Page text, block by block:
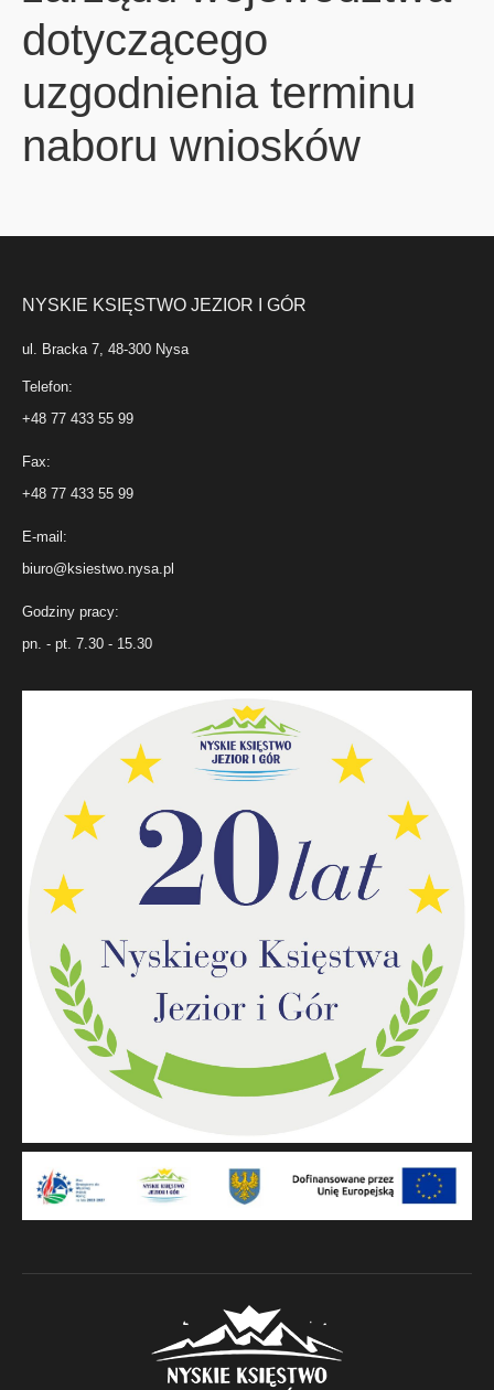
dotyczącego
uzgodnienia terminu
naboru wniosków
NYSKIE KSIĘSTWO JEZIOR I GÓR
ul. Bracka 7, 48-300 Nysa
Telefon:
+48 77 433 55 99
Fax:
+48 77 433 55 99
E-mail:
biuro@ksiestwo.nysa.pl
Godziny pracy:
pn. - pt. 7.30 - 15.30